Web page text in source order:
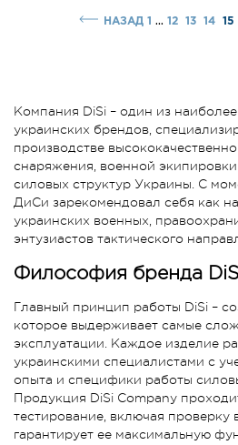
НАЗАД 1 ... 12 13 14 15
Компания DiSi – один из
украинских брендов,
производстве
снаряжения, военной
силовых структур Украины. С
ДиСи зарекомендовал себя как
украинских военных,
энтузиастов тактического
Философия бренда
Главный принцип работы DiSi –
которое выдерживает самые
эксплуатации. Каждое изделие
украинскими специалистами с
опыта и специфики работы
Продукция DiSi Company
тестирование, включая проверку
гарантирует ее максимальную